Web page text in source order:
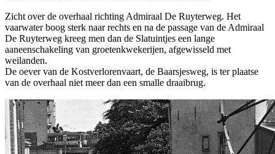
Zicht over de overhaal richting Admiraal De Ruyterweg. Het
vaarwater boog sterk naar rechts en na de passage van de Admiraal
De Ruyterweg kreeg men dan de Slatuintjes een lange
aaneenschakeling van groetenkwekerijen, afgewisseld met
weilanden.
De oever van de Kostverlorenvaart, de Baarsjesweg, is ter plaatse
van de overhaal niet meer dan een smalle draaibrug.